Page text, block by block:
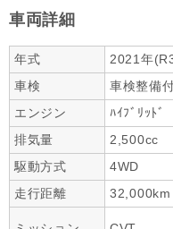
車両詳細
年式 2021年
車検
車検整備
エンジン
ﾊｲﾌﾞﾘｯﾄﾞ
排気量
2,500cc
駆動方式
4WD
走行距離
32,000km